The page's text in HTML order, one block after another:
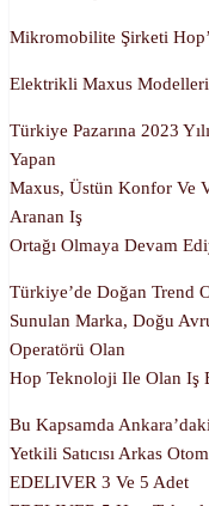
Mikromobilite Şirketi
Elektrikli Maxus
Türkiye Pazarına 2023
Yapan
Maxus, Üstün Konfor Ve
Aranan Iş
Ortağı Olmaya Devam
Türkiye’de Doğan Trend
Sunulan Marka, Doğu
Operatörü Olan
Hop Teknoloji Ile Olan Iş
Bu Kapsamda
Yetkili Satıcısı Arkas
EDELIVER 3 Ve 5 Adet